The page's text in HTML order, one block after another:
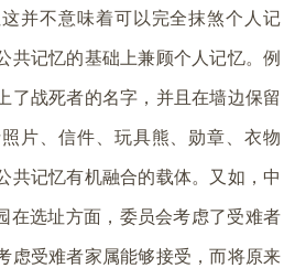
并不意味着可以完全抹煞个人记
共记忆的基础上兼顾个人记忆。例
了战死者的名字，并且在墙边保留
片、信件、玩具熊、勋章、衣物
共记忆有机融合的载体。又如，中
在选址方面，委员会考虑了受难者
虑受难者家属能够接受，而将原来